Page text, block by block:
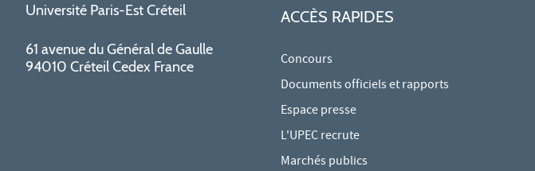
Université Paris-Est Créteil
61 avenue du Général de Gaulle
94010 Créteil Cedex France
ACCÈS RAPIDES
Concours
Documents officiels et rapports
Espace presse
L'UPEC recrute
Marchés publics